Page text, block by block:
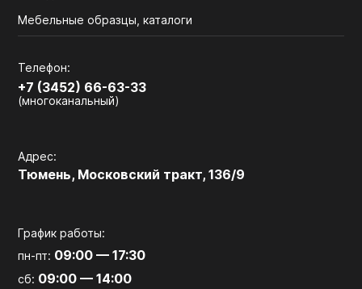
Мебельные образцы, каталоги
Телефон:
+7 (3452) 66-63-33
(многоканальный)
Адрес:
Тюмень, Московский тракт, 136/9
График работы:
пн-пт: 09:00 — 17:30
сб: 09:00 — 14:00